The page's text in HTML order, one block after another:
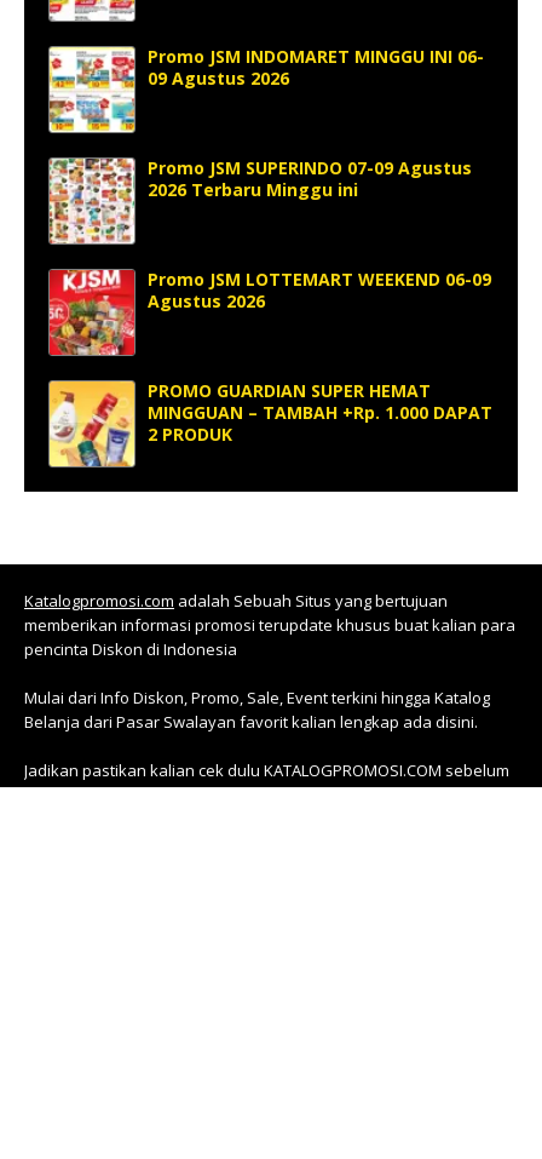
Promo JSM INDOMARET MINGGU INI 06-
09 Agustus 2026
Promo JSM SUPERINDO 07-09 Agustus
2026 Terbaru Minggu ini
Promo JSM LOTTEMART WEEKEND 06-09
Agustus 2026
PROMO GUARDIAN SUPER HEMAT
MINGGUAN – TAMBAH +Rp. 1.000 DAPAT
2 PRODUK
Katalogpromosi.com adalah Sebuah Situs yang bertujuan
memberikan informasi promosi terupdate khusus buat kalian para
pencinta Diskon di Indonesia
Mulai dari Info Diskon, Promo, Sale, Event terkini hingga Katalog
Belanja dari Pasar Swalayan favorit kalian lengkap ada disini.
Jadikan pastikan kalian cek dulu KATALOGPROMOSI.COM sebelum